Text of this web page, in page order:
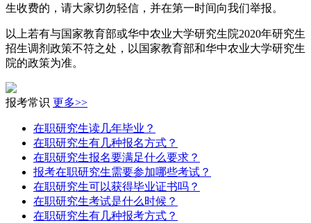
生收费的，请大家切勿轻信，并在第一时间向我们举报。
以上若有与国家教育部或华中农业大学研究生院2020年研究生
招生调剂政策不符之处，以国家教育部和华中农业大学研究生
院的政策为准。
报考常识 更多>>
在职研究生读几年毕业？
在职研究生有几种报名方式？
在职研究生报名要满足什么要求？
报考在职研究生需要参加哪些考试？
在职研究生可以获得毕业证书吗？
在职研究生考试是什么时候？
在职研究生有几种报考方式？